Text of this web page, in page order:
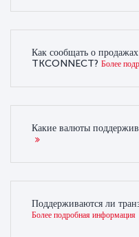
Как сообщать о
TKCONNECT? Более
Какие валюты
Поддерживаются ли
Более подробная информация